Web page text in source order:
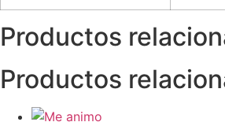
Productos
Productos